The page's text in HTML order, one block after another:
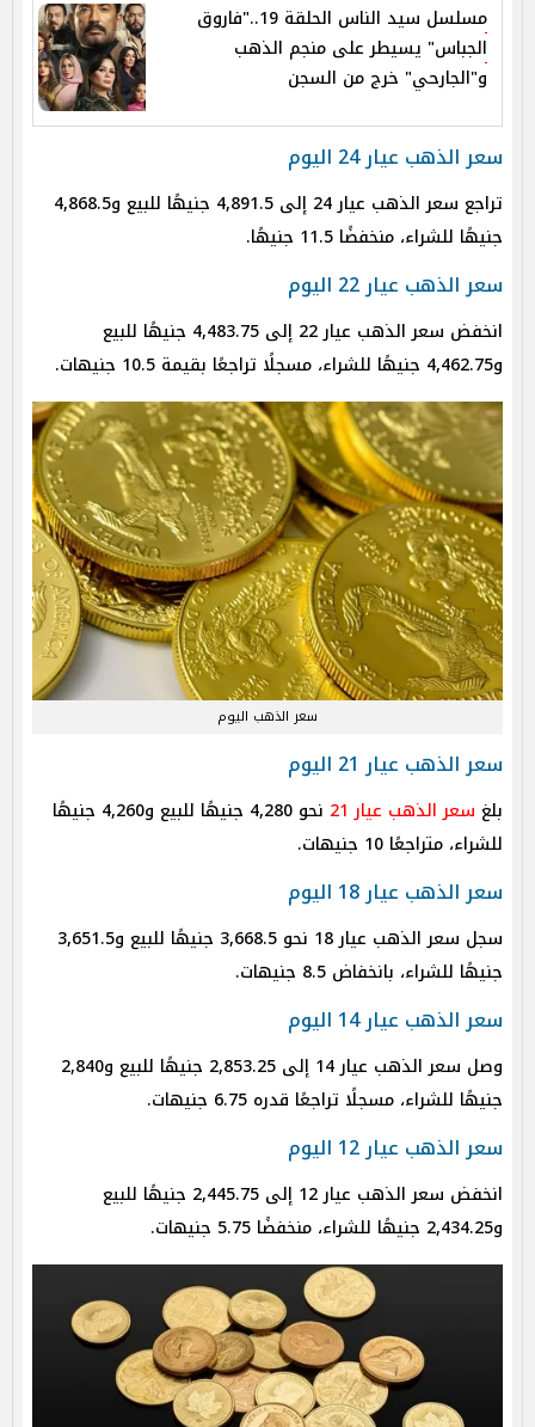
مسلسل سيد الناس الحلقة 19.."فاروق
الجباس" يسيطر على منجم الذهب
و"الجارحي" خرج من السجن
سعر الذهب عيار 24 اليوم
تراجع سعر الذهب عيار 24 إلى 4,891.5 جنيهًا للبيع و4,868.5
جنيهًا للشراء، منخفضًا 11.5 جنيهًا.
سعر الذهب عيار 22 اليوم
انخفض سعر الذهب عيار 22 إلى 4,483.75 جنيهًا للبيع
و4,462.75 جنيهًا للشراء، مسجلًا تراجعًا بقيمة 10.5 جنيهات.
سعر الذهب اليوم
سعر الذهب عيار 21 اليوم
بلغ سعر الذهب عيار 21
نحو 4,280 جنيهًا للبيع و4,260 جنيهًا
للشراء، متراجعًا 10 جنيهات.
سعر الذهب عيار 18 اليوم
سجل سعر الذهب عيار 18 نحو 3,668.5 جنيهًا للبيع و3,651.5
جنيهًا للشراء، بانخفاض 8.5 جنيهات.
سعر الذهب عيار 14 اليوم
وصل سعر الذهب عيار 14 إلى 2,853.25 جنيهًا للبيع و2,840
جنيهًا للشراء، مسجلًا تراجعًا قدره 6.75 جنيهات.
سعر الذهب عيار 12 اليوم
انخفض سعر الذهب عيار 12 إلى 2,445.75 جنيهًا للبيع
و2,434.25 جنيهًا للشراء، منخفضًا 5.75 جنيهات.